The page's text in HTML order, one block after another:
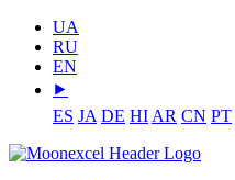
UA
RU
EN
⯈
ES JA DE HI AR CN PT